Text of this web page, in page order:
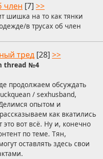
член [7] >>
шишка на то как тянки
в трусах об член
тред [28] >>
thread №4
продолжаем обсуждать
/ sexhusband,
опытом и
как вкатились
вот всё. Ну и, конечно
по теме. Тян,
оставлять здесь свои